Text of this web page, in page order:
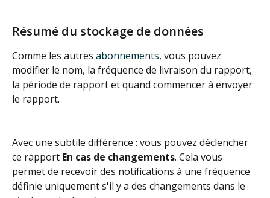
Résumé du stockage de données
Comme les autres abonnements, vous pouvez
modifier le nom, la fréquence de livraison du rapport,
la période de rapport et quand commencer à envoyer
le rapport.
Avec une subtile différence : vous pouvez déclencher
ce rapport En cas de changements. Cela vous
permet de recevoir des notifications à une fréquence
définie uniquement s'il y a des changements dans le